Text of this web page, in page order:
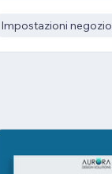
Impostazioni negozio